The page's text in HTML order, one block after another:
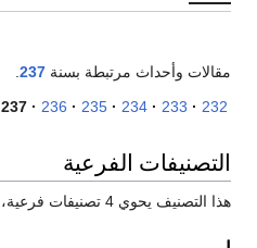
مقالات وأحداث مرتبطة بسنة 237
232
233
234
235
236
237
التصنيفات الفرعية
هذا التصنيف يحوي 4 تصنيفات فرعية، من إجمالي 4.